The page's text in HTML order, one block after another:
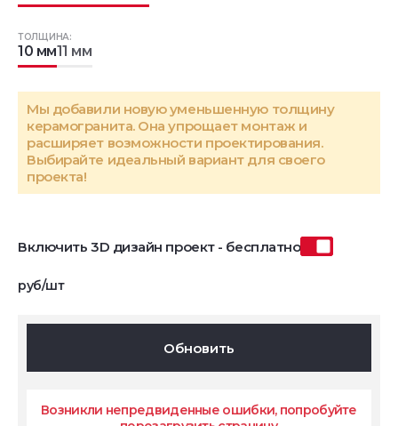
ТОЛЩИНА:
10 мм11 мм
Мы добавили новую уменьшенную толщину
керамогранита. Она упрощает монтаж и
расширяет возможности проектирования.
Выбирайте идеальный вариант для своего
проекта!
Включить 3D дизайн проект - бесплатно
руб/шт
Обновить
Возникли непредвиденные ошибки, попробуйте